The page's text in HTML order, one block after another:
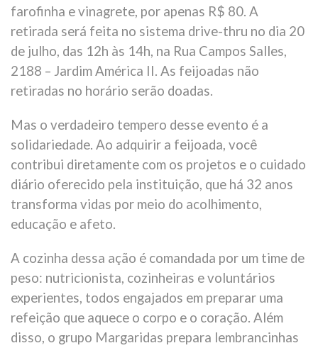
farofinha e vinagrete, por apenas R$ 80. A
retirada será feita no sistema drive-thru no dia 20
de julho, das 12h às 14h, na Rua Campos Salles,
2188 – Jardim América II. As feijoadas não
retiradas no horário serão doadas.
Mas o verdadeiro tempero desse evento é a
solidariedade. Ao adquirir a feijoada, você
contribui diretamente com os projetos e o cuidado
diário oferecido pela instituição, que há 32 anos
transforma vidas por meio do acolhimento,
educação e afeto.
A cozinha dessa ação é comandada por um time de
peso: nutricionista, cozinheiras e voluntários
experientes, todos engajados em preparar uma
refeição que aquece o corpo e o coração. Além
disso, o grupo Margaridas prepara lembrancinhas